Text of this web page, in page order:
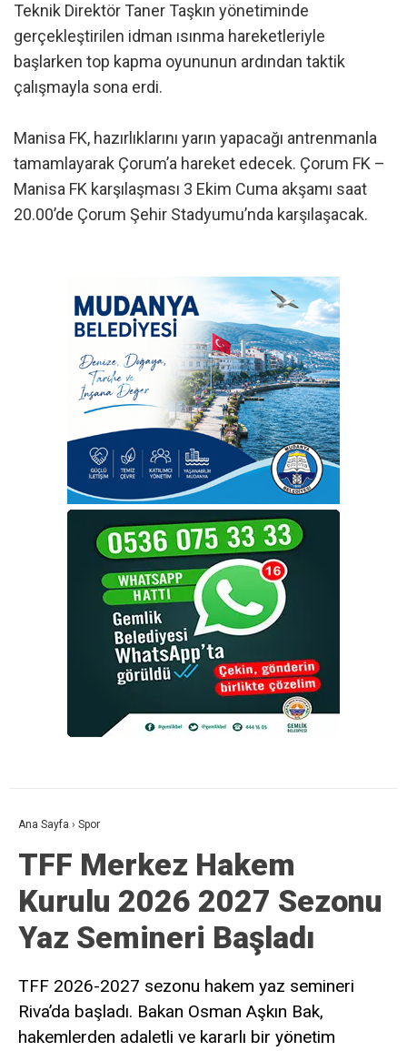
Teknik Direktör Taner Taşkın yönetiminde
gerçekleştirilen idman ısınma hareketleriyle
başlarken top kapma oyununun ardından taktik
çalışmayla sona erdi.
Manisa FK, hazırlıklarını yarın yapacağı antrenmanla
tamamlayarak Çorum’a hareket edecek. Çorum FK –
Manisa FK karşılaşması 3 Ekim Cuma akşamı saat
20.00’de Çorum Şehir Stadyumu’nda karşılaşacak.
Ana Sayfa › Spor
TFF Merkez Hakem
Kurulu 2026 2027 Sezonu
Yaz Semineri Başladı
TFF 2026-2027 sezonu hakem yaz semineri
Riva’da başladı. Bakan Osman Aşkın Bak,
hakemlerden adaletli ve kararlı bir yönetim